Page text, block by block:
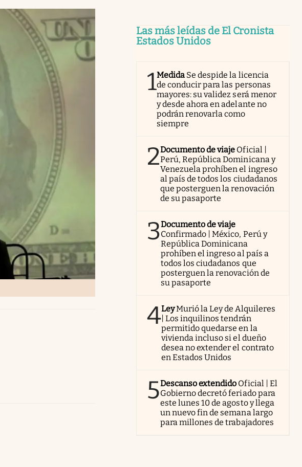
Las más leídas de El Cronista
Estados Unidos
1Medida Se despide la licencia
de conducir para las personas
mayores: su validez será menor
y desde ahora en adelante no
podrán renovarla como
siempre
2Documento de viaje Oficial |
Perú, República Dominicana y
Venezuela prohíben el ingreso
al país de todos los ciudadanos
que posterguen la renovación
de su pasaporte
3Documento de viaje
Confirmado | México, Perú y
República Dominicana
prohíben el ingreso al país a
todos los ciudadanos que
posterguen la renovación de
su pasaporte
4LeyMurió la Ley de Alquileres
| Los inquilinos tendrán
permitido quedarse en la
vivienda incluso si el dueño
desea no extender el contrato
en Estados Unidos
5Descanso extendido Oficial | El
Gobierno decretó feriado para
este lunes 10 de agosto y llega
un nuevo fin de semana largo
para millones de trabajadores